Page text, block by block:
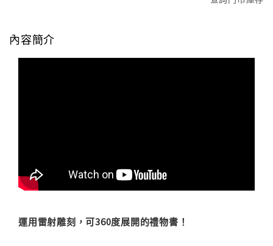
內容簡介
運用雷射雕刻，可360度展開的禮物書！